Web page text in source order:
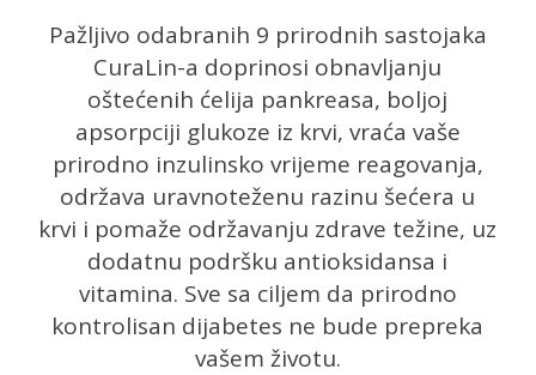
Pažljivo odabranih 9 prirodnih sastojaka
CuraLin-a doprinosi obnavljanju
oštećenih ćelija pankreasa, boljoj
apsorpciji glukoze iz krvi, vraća vaše
prirodno inzulinsko vrijeme reagovanja,
održava uravnoteženu razinu šećera u
krvi i pomaže održavanju zdrave težine, uz
dodatnu podršku antioksidansa i
vitamina. Sve sa ciljem da prirodno
kontrolisan dijabetes ne bude prepreka
vašem životu.